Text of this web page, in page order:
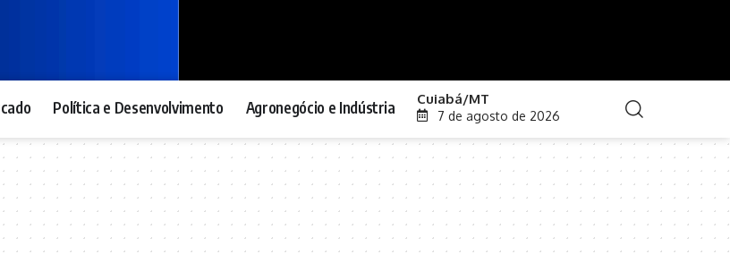
Política e Desenvolvimento Agronegócio e Indústria Cuiabá/MT
7 de agosto de 2026